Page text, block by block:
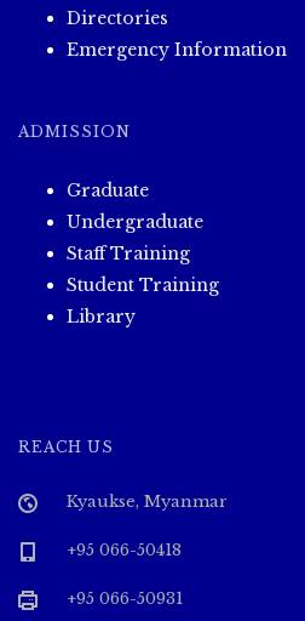
Directories
Emergency Information
ADMISSION
Graduate
Undergraduate
Staff Training
Student Training
Library
REACH US
Kyaukse, Myanmar
+95 066-50418
+95 066-50931